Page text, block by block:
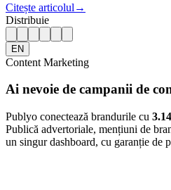
Citește articolul →
Distribuie
EN
Content Marketing
Ai nevoie de campanii de
Publyo conectează brandurile cu
Publică advertoriale, mențiuni de
un singur dashboard, cu garanție de